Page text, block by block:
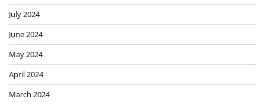
July 2024
June 2024
May 2024
April 2024
March 2024